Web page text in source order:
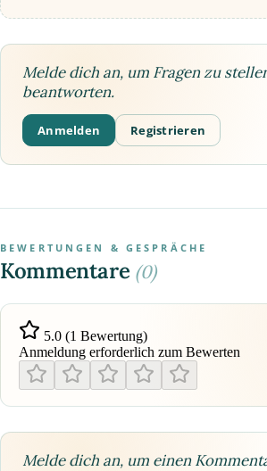
Melde dich an, um Fragen zu
beantworten.
Anmelden Registrieren
BEWERTUNGEN & GESPRÄCHE
Kommentare (0)
5.0 (1 Bewertung)
Anmeldung erforderlich zum Bewerten
Melde dich an, um einen